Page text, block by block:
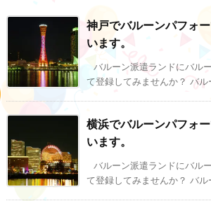
神戸でバルーンパフォ
います。
バルーン派遣ランドにバル
て登録してみませんか？ バ
横浜でバルーンパフォ
います。
バルーン派遣ランドにバル
て登録してみませんか？ バ